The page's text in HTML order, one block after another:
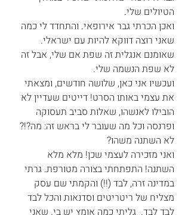
הטיולים שלי.
ואכן הכרתי גבר אירופאי. והתחדד לי כמה
שאני רוצה דווקא להיות עם ישראלי.
שאומנם אנגלית זה שפת אם שלי, אבל זה
לא שפת הנשמה שלי.
ועכשיו אני כאן, שלושה חודשים, ומצאתי
את עצמי באותו הסרט! דייטים שעדיין לא
הובילו לאנשהו, שאלות סביב תעסוקה
ופרנסה וכל מה שעובר לי בראש זה: מה?!?
לא השתנה משהו?
ואני מזכירה לעצמי שכן! מלא מלא
השתנה! התפתחתי בצורה מטורפת. גרתי
במדינה זרה, לבד (!!) והקמתי שם עסק
מצליח של ריטריטים וסדנאות והכל לבד
לבד לבד.  גליתי כמה אומץ יש בי. שאני